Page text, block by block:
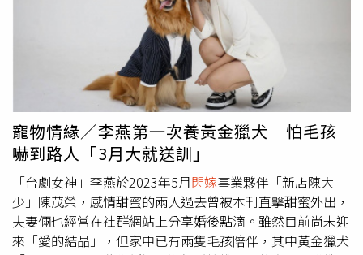
S生前週末都會找S媽到她住所「台北信義豪宅」，一起吃飯
聊天，即便前幾年大S因與汪小菲離婚、
與S媽數度冷戰，仍不改一起吃飯慣例。如今同樣悲傷的小S
也暫停所有演藝工作，全心守在媽媽身邊。另外，小S先前
有透過經紀人悲痛表示，「我姐姐離世，對我如同天崩地
裂，我每天都在想念她，為她寫歌，也在想何時能夠振作起
來開始工作，因為我知道我姐希望我能珍惜自己還能工作，
所以這是我每天所做所想」！
寵物情緣／李燕第一次養黃金獵犬 怕毛孩
嚇到路人「3月大就送訓」
「台劇女神」李燕於2023年5月閃嫁事業夥伴「新店陳大
少」陳茂榮，感情甜蜜的兩人過去曾被本刊直擊甜蜜外出，
夫妻倆也經常在社群網站上分享婚後點滴。雖然目前尚未迎
來「愛的結晶」，但家中已有兩隻毛孩陪伴，其中黃金獵犬